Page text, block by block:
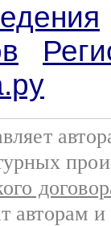
авторам